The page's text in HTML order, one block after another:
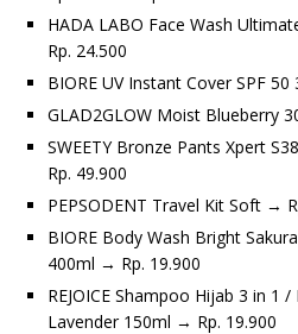
HADA LABO Face Wash
Rp. 24.500
BIORE UV Instant Cover SPF
GLAD2GLOW Moist Blueberry
SWEETY Bronze Pants Xpert
Rp. 49.900
PEPSODENT Travel Kit Soft →
BIORE Body Wash Bright
400ml → Rp. 19.900
REJOICE Shampoo Hijab 3 in 1
Lavender 150ml → Rp. 19.900